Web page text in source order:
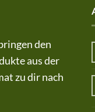
den
aus der
zu dir nach